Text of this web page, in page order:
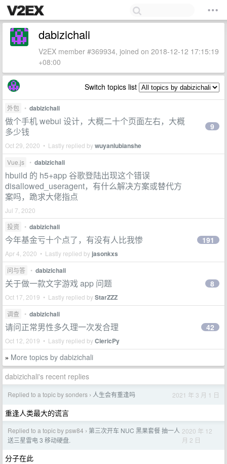
dabizichali
V2EX member #369934, joined on 2018-12-12 17:15:19
+08:00
Switch topics list
外包 • dabizichali
做个手机 webui 设计，大概二十个页面左右，大概
多少钱
Oct 29, 2020 • Lastly replied bywuyanlubianshe
9
Vue.js • dabizichali
hbuild 的 h5+app 谷歌登陆出现这个错误
disallowed_useragent，有什么解决方案或替代方
案吗，跪求大佬指点
Jul 7, 2020
投资
• dabizichali
今年基金亏十个点了，有没有人比我惨
Apr 4, 2020 • Lastly replied by jasonkxs
191
问与答 • dabizichali
关于做一款文字游戏 app 问题
Oct 17, 2019 • Lastly replied byStarZZZ
8
调查 • dabizichali
请问正常男性多久理一次发合理
Oct 12, 2019 • Lastly replied byClericPy
42
» More topics by dabizichali
dabizichali's recent replies
Replied to a topic by sonders › 人生会有重逢吗 2021 年 3 月 1 日
重逢人类最大的谎言
Replied to a topic by psw84 › 第三次开车 NUC 黑果套餐 抽一人
送三星雷电 3 移动硬盘.
2020 年 12
月 2 日
分子在此